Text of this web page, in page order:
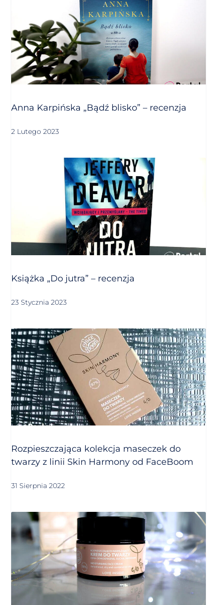
Anna Karpińska „Bądź blisko” – recenzja
2 Lutego 2023
Książka „Do jutra” – recenzja
23 Stycznia 2023
Rozpieszczająca kolekcja maseczek do
twarzy z linii Skin Harmony od FaceBoom
31 Sierpnia 2022